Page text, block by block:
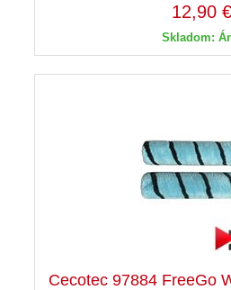
12,90 €
Skladom:
Cecotec 97884 FreeGo